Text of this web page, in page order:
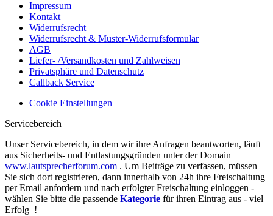
Impressum
Kontakt
Widerrufsrecht
Widerrufsrecht & Muster-Widerrufsformular
AGB
Liefer- /Versandkosten und Zahlweisen
Privatsphäre und Datenschutz
Callback Service
Cookie Einstellungen
Servicebereich
Unser Servicebereich, in dem wir ihre Anfragen beantworten, läuft
aus Sicherheits- und Entlastungsgründen unter der Domain
www.lautsprecherforum.com . Um Beiträge zu verfassen, müssen
Sie sich dort registrieren, dann innerhalb von 24h ihre Freischaltung
per Email anfordern und nach erfolgter Freischaltung einloggen -
wählen Sie bitte die passende Kategorie für ihren Eintrag aus - viel
Erfolg !